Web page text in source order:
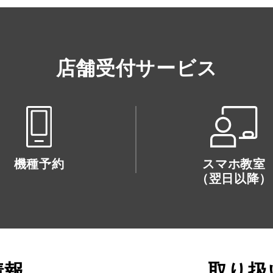
店舗受付サービス
機種予約
スマホ教室
（翌日以降）